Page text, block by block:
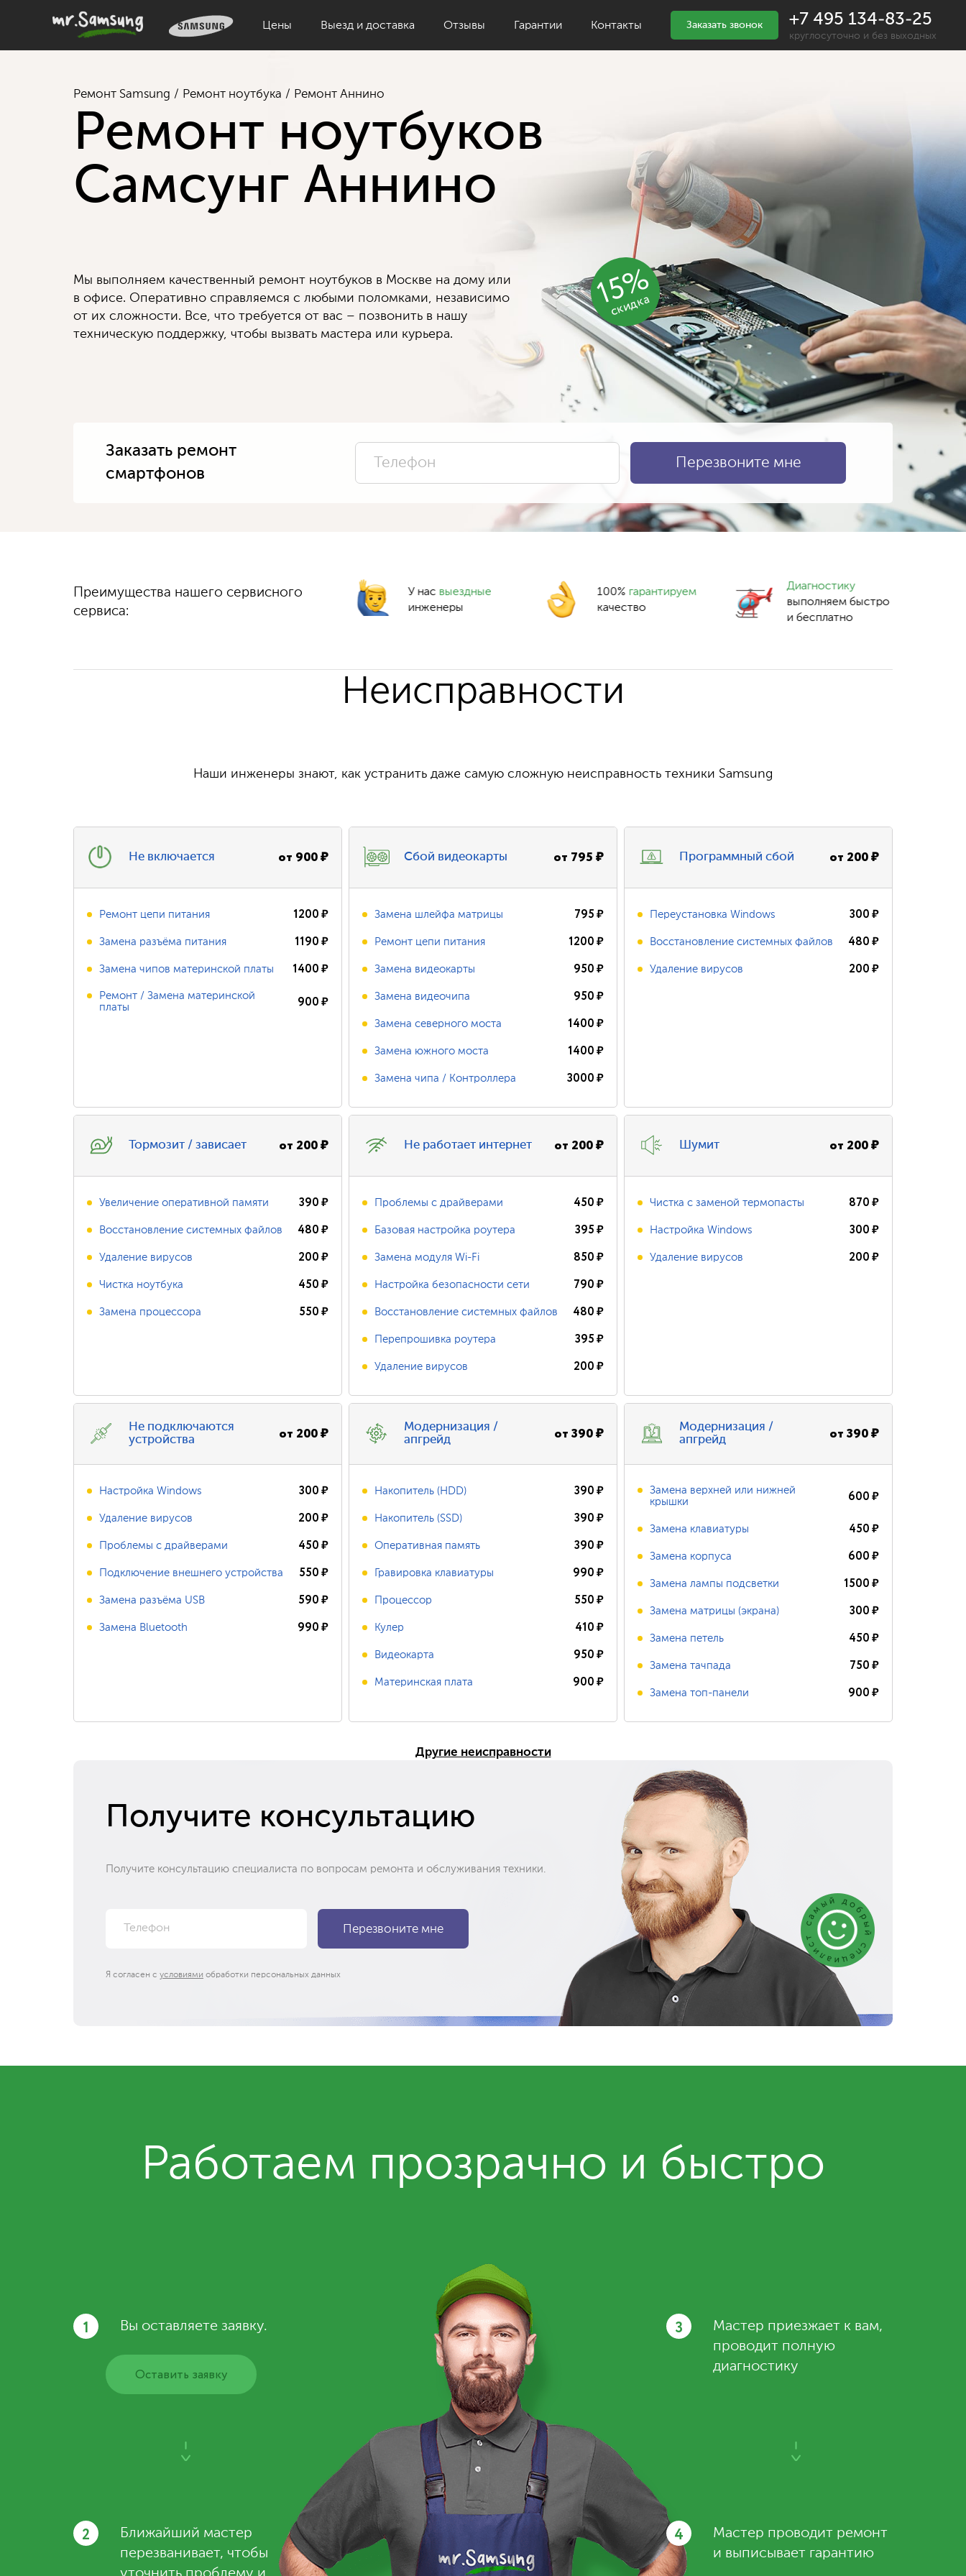
Цены Выезд и доставка Отзывы Гарантии Контакты Заказать звонок +7 495 134-83-25
круглосуточно и без выходных
15%
скидка
Ремонт Samsung Ремонт ноутбука Ремонт Аннино
Ремонт ноутбуков
Самсунг Аннино
Мы выполняем качественный ремонт ноутбуков в Москве на дому или
в офисе. Оперативно справляемся с любыми поломками, независимо
от их сложности. Все, что требуется от вас – позвонить в нашу
техническую поддержку, чтобы вызвать мастера или курьера.
Заказать ремонт
смартфонов
Преимущества нашего сервисного
сервиса:
гарантируем
качество
выполняем быстро
У нас выездные
инженеры
100%гарантируем
качество
Диагностику
выполняем быстро
и бесплатно
Неисправности
Наши инженеры знают, как устранить даже самую сложную неисправность техники Samsung
Не включается от 900₽
Ремонт цепи питания 1200₽
Замена разъёма питания 1190₽
Замена чипов материнской платы 1400₽
Ремонт / Замена материнской
платы
900₽
Сбой видеокарты от 795₽
Замена шлейфа матрицы 795₽
Ремонт цепи питания 1200₽
Замена видеокарты 950₽
Замена видеочипа 950₽
Замена северного моста 1400₽
Замена южного моста 1400₽
Замена чипа / Контроллера 3000₽
Программный сбой от 200₽
Переустановка Windows 300₽
Восстановление системных файлов 480₽
Удаление вирусов 200₽
Тормозит / зависает от 200₽
Увеличение оперативной памяти 390₽
Восстановление системных файлов 480₽
Удаление вирусов 200₽
Чистка ноутбука 450₽
Замена процессора 550₽
Не работает интернет от 200₽
Проблемы с драйверами 450₽
Базовая настройка роутера 395₽
Замена модуля Wi-Fi 850₽
Настройка безопасности сети 790₽
Восстановление системных файлов 480₽
Перепрошивка роутера 395₽
Удаление вирусов 200₽
Шумит от 200₽
Чистка с заменой термопасты 870₽
Настройка Windows 300₽
Удаление вирусов 200₽
Не подключаются
устройства
от 200₽
Настройка Windows 300₽
Удаление вирусов 200₽
Проблемы с драйверами 450₽
Подключение внешнего устройства 550₽
Замена разъёма USB 590₽
Замена Bluetooth 990₽
Модернизация /
апгрейд
от390₽
Накопитель (HDD) 390₽
Накопитель (SSD) 390₽
Оперативная память 390₽
Гравировка клавиатуры 990₽
Процессор 550₽
Кулер 410₽
Видеокарта 950₽
Материнская плата 900₽
Модернизация /
апгрейд
от390₽
Замена верхней или нижней
крышки
600₽
Замена клавиатуры 450₽
Замена корпуса 600₽
Замена лампы подсветки 1500₽
Замена матрицы (экрана) 300₽
Замена петель 450₽
Замена тачпада 750₽
Замена топ-панели 900₽
Другие неисправности
Получите консультацию
Получите консультацию специалиста по вопросам ремонта и обслуживания техники.
Я согласен с условиями обработки персональных данных
Работаем прозрачно и быстро
1 Вы оставляете заявку.
Оставить заявку
3
Мастер приезжает к вам,
проводит полную
диагностику
2
Ближайший мастер
перезванивает, чтобы
4
Мастер проводит ремонт
и выписывает гарантию